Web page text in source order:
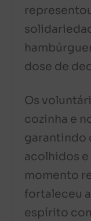
dose de
Os
cozinha e
garantindo
acolhidos e
momento
fortaleceu
espírito